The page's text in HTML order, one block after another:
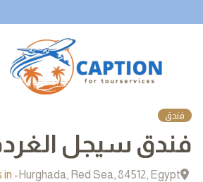
فندق
فندق سيجل
Hurghada, Red Sea, 84512, Egypt - Show more hotels in الغردقة